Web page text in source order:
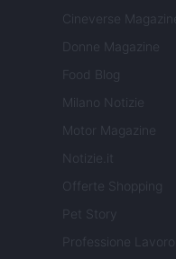
Cineverse Magazine
Donne Magazine
Food Blog
Milano Notizie
Motor Magazine
Notizie.it
Offerte Shopping
Pet Story
Professione Lavoro